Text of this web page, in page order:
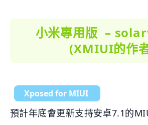
小米專用版 –
(XMIUI的作
Xposed for MIUI
預計年底會更新支持安卓7.1的